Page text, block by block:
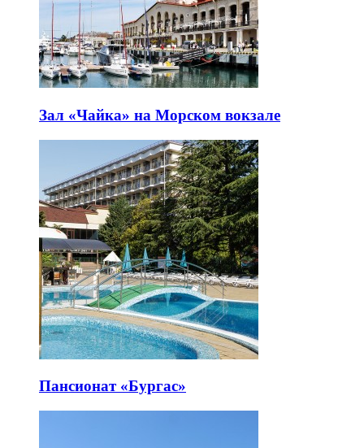
Зал «Чайка» на Морском вокзале
Пансионат «Бургас»